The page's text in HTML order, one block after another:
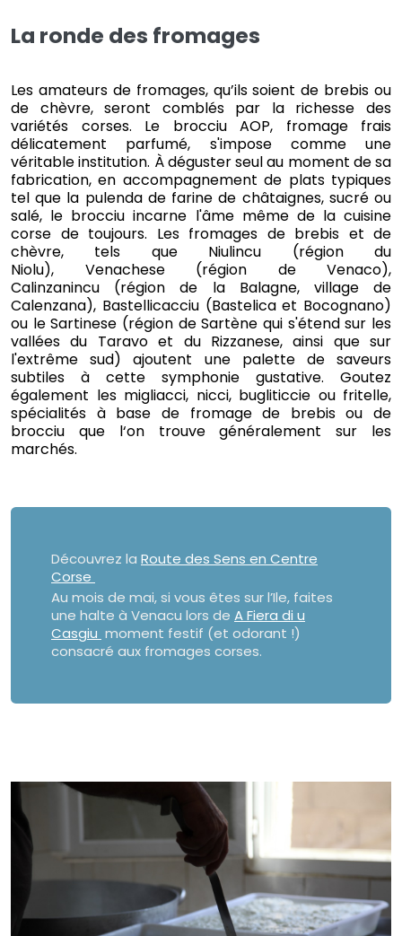
La ronde des fromages
Les amateurs de fromages, qu’ils soient de brebis ou
de chèvre, seront comblés par la richesse des
variétés corses. Le brocciu AOP, fromage frais
délicatement parfumé, s'impose comme une
véritable institution. À déguster seul au moment de sa
fabrication, en accompagnement de plats typiques
tel que la pulenda de farine de châtaignes, sucré ou
salé, le brocciu incarne l'âme même de la cuisine
corse de toujours. Les fromages de brebis et de
chèvre, tels que Niulincu (région du
Niolu), Venachese (région de Venaco),
Calinzanincu (région de la Balagne, village de
Calenzana), Bastellicacciu (Bastelica et Bocognano)
ou le Sartinese (région de Sartène qui s'étend sur les
vallées du Taravo et du Rizzanese, ainsi que sur
l'extrême sud) ajoutent une palette de saveurs
subtiles à cette symphonie gustative. Goutez
également les migliacci, nicci, bugliticcie ou fritelle,
spécialités à base de fromage de brebis ou de
brocciu que l‘on trouve généralement sur les
marchés.
Découvrez la Route des Sens en Centre
Corse
Au mois de mai, si vous êtes sur l’Ile, faites
une halte à Venacu lors de A Fiera di u
Casgiu moment festif (et odorant !)
consacré aux fromages corses.